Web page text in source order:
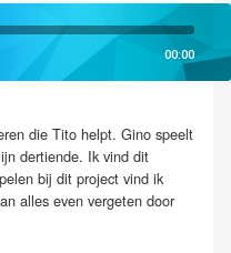
00:00
die Tito helpt. Gino speelt
dertiende. Ik vind dit
bij dit project vind ik
alles even vergeten door